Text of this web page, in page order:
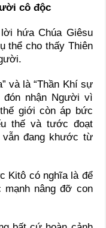
cô độc
hứa Chúa Giêsu
thể cho thấy Thiên
và là “Thần Khí sự
đón nhận Người vì
giới còn áp bức
thế và tước đoạt
đang khước từ
Kitô có nghĩa là để
mạnh nâng đỡ con